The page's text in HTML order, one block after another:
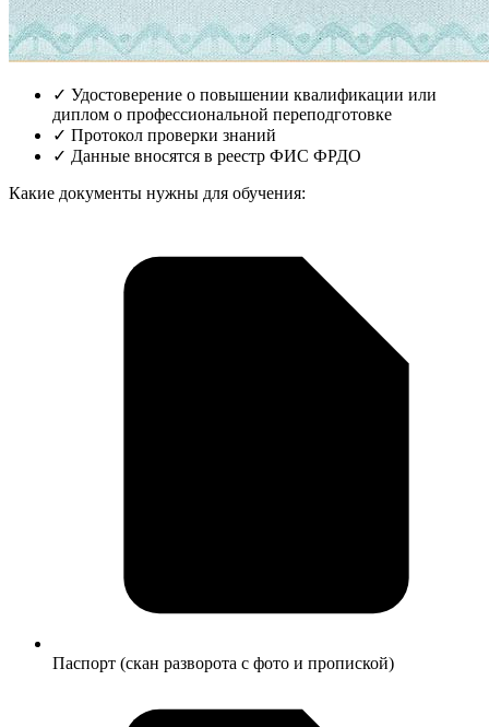
✓ Удостоверение о повышении квалификации или
диплом о профессиональной переподготовке
✓ Протокол проверки знаний
✓ Данные вносятся в реестр ФИС ФРДО
Какие документы нужны для обучения:
Паспорт (скан разворота с фото и пропиской)